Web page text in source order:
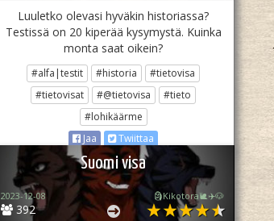
Luuletko olevasi hyväkin historiassa?
Testissä on 20 kiperää kysymystä. Kuinka
monta saat oikein?
#alfa|testit #historia
#tietovisa
#tietovisat
#@tietovisa
#tieto
#lohikäärme
Jaa
Twiittaa
Suomi visa
392
2023-12-08 🗿Kikotora🐌✈️🐶